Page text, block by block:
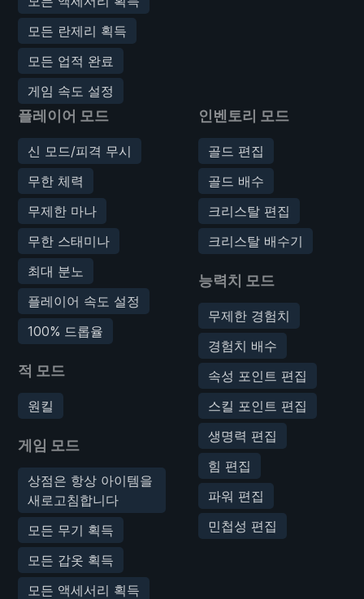
모든 란제리 획득
모든 업적 완료
게임 속도 설정
플레이어 모드
신 모드/피격 무시
무한 체력
무제한 마나
무한 스태미나
최대 분노
플레이어 속도 설정
100% 드롭율
적 모드
원킬
게임 모드
상점은 항상 아이템을
새로고침합니다
모든 무기 획득
모든 갑옷 획득
모든 액세서리 획득
인벤토리 모드
골드 편집
골드 배수
크리스탈 편집
크리스탈 배수기
능력치 모드
무제한 경험치
경험치 배수
속성 포인트 편집
스킬 포인트 편집
생명력 편집
힘 편집
파워 편집
민첩성 편집